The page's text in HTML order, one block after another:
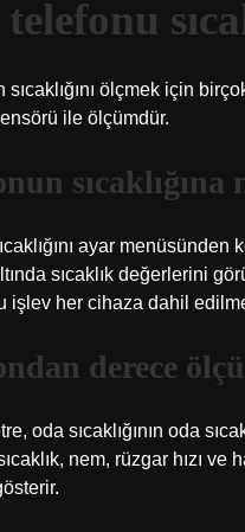
sıcaklığını ölçmek için
ile ölçümdür.
sıcaklığına
ayar
sıcaklık değerlerini
işlev her cihaza dahil
derece
oda sıcaklığının oda
nem, rüzgar hızı